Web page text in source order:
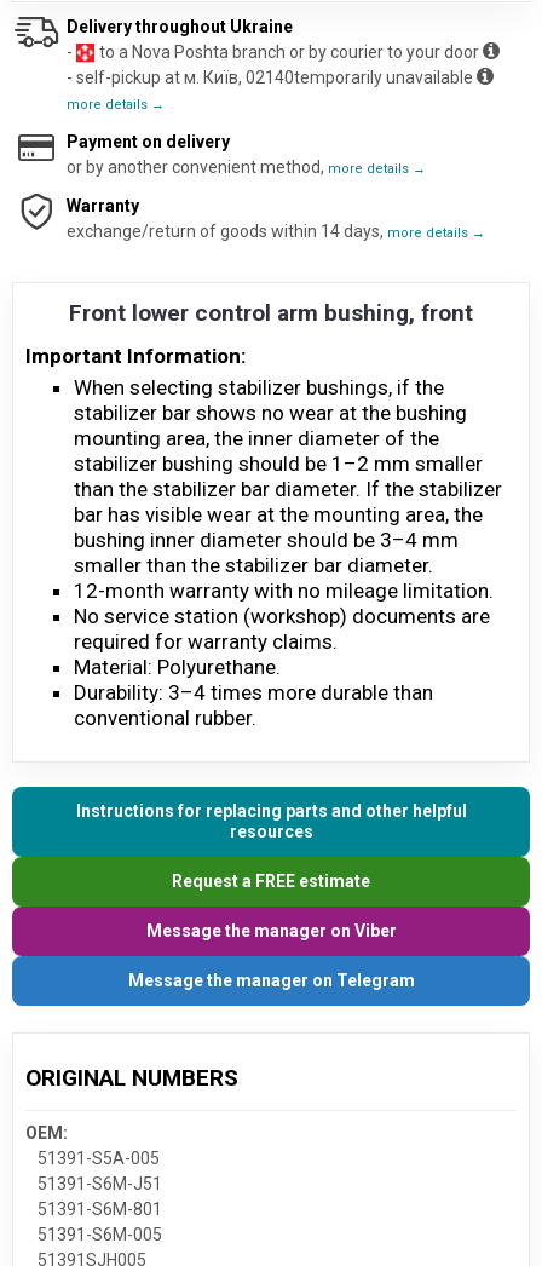
Delivery throughout Ukraine
-
to a Nova Poshta branch or by courier to your door
- self-pickup at м. Київ, 02140temporarily unavailable
more details →
Payment on delivery
or by another convenient method, more details →
Warranty
exchange/return of goods within 14 days, more details →
Front lower control arm bushing, front
Important Information:
When selecting stabilizer bushings, if the
stabilizer bar shows no wear at the bushing
mounting area, the inner diameter of the
stabilizer bushing should be 1–2 mm smaller
than the stabilizer bar diameter. If the stabilizer
bar has visible wear at the mounting area, the
bushing inner diameter should be 3–4 mm
smaller than the stabilizer bar diameter.
12-month warranty with no mileage limitation.
No service station (workshop) documents are
required for warranty claims.
Material: Polyurethane.
Durability: 3–4 times more durable than
conventional rubber.
Instructions for replacing parts and other helpful
resources
Request a FREE estimate
Message the manager on Viber
Message the manager on Telegram
ORIGINAL NUMBERS
OEM:
51391-S5A-005
51391-S6M-J51
51391-S6M-801
51391-S6M-005
51391SJH005